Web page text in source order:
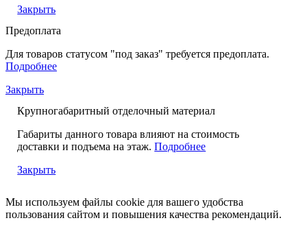
Закрыть
Предоплата
Для товаров статусом "под заказ" требуется предоплата.
Подробнее
Закрыть
Крупногабаритный отделочный материал
Габариты данного товара влияют на стоимость
доставки и подъема на этаж.Подробнее
Закрыть
Мы используем файлы cookie для вашего удобства
пользования сайтом и повышения качества рекомендаций.